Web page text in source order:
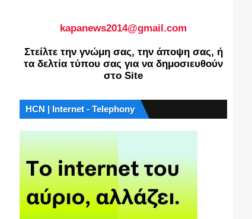
kapanews2014@gmail.com
Στείλτε την γνώμη σας, την άποψη σας, ή
τα δελτία τύπου σας για να δημοσιευθούν
στο Site
HCN | Internet - Telephony